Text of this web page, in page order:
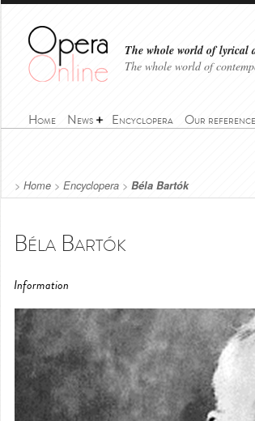
The whole world of lyrical
The whole world of
Home News Encyclopera Our
> Home > Encyclopera > Béla Bartók
Béla Bartók
Information